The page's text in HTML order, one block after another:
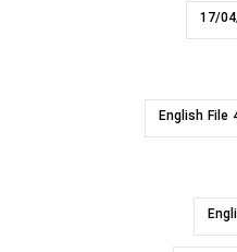
17/
English File